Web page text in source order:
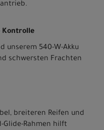
Kontrolle
unserem 540-W-Akku
schwersten Frachten
breiteren Reifen und
Rahmen hilft